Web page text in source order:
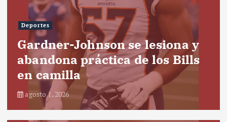
Deportes
Gardner-Johnson se lesiona y
abandona práctica de los Bills
en camilla
agosto 1, 2026